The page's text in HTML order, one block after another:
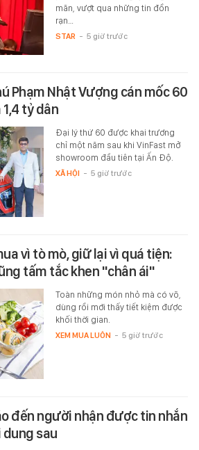
mãn, vượt qua những tin đồn
rạn…
STAR - 5 giờ trước
Phạm Nhật Vượng cán mốc 60
tỷ dân
Đại lý thứ 60 được khai trương
chỉ một năm sau khi VinFast mở
showroom đầu tiên tại Ấn Độ.
XÃ HỘI - 5 giờ trước
vì tò mò, giữ lại vì quá tiện:
tấm tắc khen "chân ái"
Toàn những món nhỏ mà có võ,
dùng rồi mới thấy tiết kiệm được
khối thời gian.
XEM MUA LUÔN - 5 giờ trước
đến người nhận được tin nhắn
dung sau